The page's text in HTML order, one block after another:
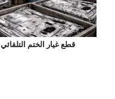
قطع غيار الختم التلقائي